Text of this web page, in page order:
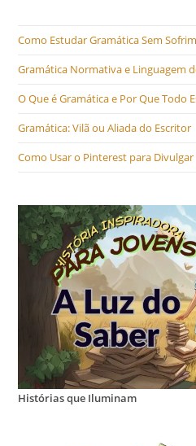
Como Estudar Gramática Sem
Gramática Normativa e Linguagem
O Que é Gramática e Por Que Todo
Gramática: Vilã ou Aliada do Escritor
Como Usar o Pinterest para
Histórias que Iluminam